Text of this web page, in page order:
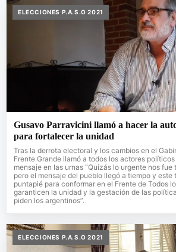
ELECCIONES P.A.S.O 2021
Gusavo Parravicini llamó a hacer la
para fortalecer la unidad
Tras la derrota electoral y los cambios en el
Frente Grande llamó a todos los actores
mensaje en las urnas “Quizás lo urgente nos fue
pero el mensaje del pueblo llegó a tiempo y este
puntapié para conformar en el Frente de Todos
garanticen la unidad y la gestación de las
piden los argentinos”.
ELECCIONES P.A.S.O 2021